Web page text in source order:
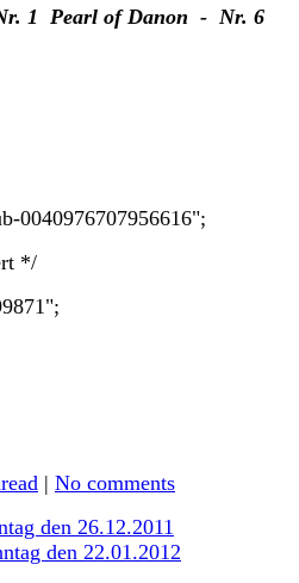
1 Pearl of Danon - Nr. 6
0040976707956616";
*/
| No comments
den 26.12.2011
den 22.01.2012